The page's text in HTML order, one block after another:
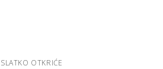
SLATKO OTKRIĆE